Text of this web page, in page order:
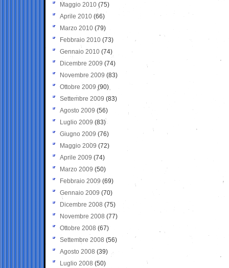
Maggio 2010 (75)
Aprile 2010 (66)
Marzo 2010 (79)
Febbraio 2010 (73)
Gennaio 2010 (74)
Dicembre 2009 (74)
Novembre 2009 (83)
Ottobre 2009 (90)
Settembre 2009 (83)
Agosto 2009 (56)
Luglio 2009 (83)
Giugno 2009 (76)
Maggio 2009 (72)
Aprile 2009 (74)
Marzo 2009 (50)
Febbraio 2009 (69)
Gennaio 2009 (70)
Dicembre 2008 (75)
Novembre 2008 (77)
Ottobre 2008 (67)
Settembre 2008 (56)
Agosto 2008 (39)
Luglio 2008 (50)